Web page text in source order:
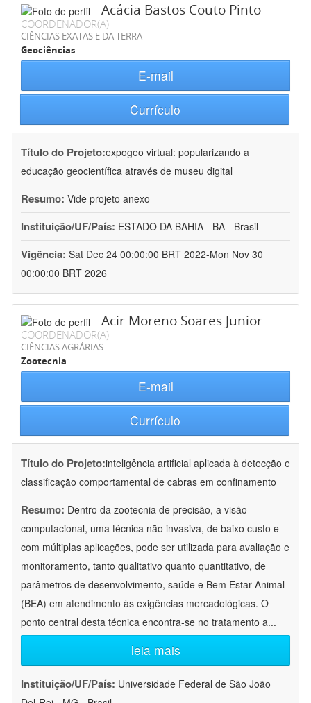
Acácia Bastos Couto Pinto
COORDENADOR(A)
CIÊNCIAS EXATAS E DA TERRA
Geociências
E-mail
Currículo
Título do Projeto:expogeo virtual: popularizando a
educação geocientífica através de museu digital
Resumo: Vide projeto anexo
Instituição/UF/País: ESTADO DA BAHIA - BA - Brasil
Vigência: Sat Dec 24 00:00:00 BRT 2022-Mon Nov 30
00:00:00 BRT 2026
Acir Moreno Soares Junior
COORDENADOR(A)
CIÊNCIAS AGRÁRIAS
Zootecnia
E-mail
Currículo
Título do Projeto:inteligência artificial aplicada à detecção e
classificação comportamental de cabras em confinamento
Resumo: Dentro da zootecnia de precisão, a visão
computacional, uma técnica não invasiva, de baixo custo e
com múltiplas aplicações, pode ser utilizada para avaliação e
monitoramento, tanto qualitativo quanto quantitativo, de
parâmetros de desenvolvimento, saúde e Bem Estar Animal
(BEA) em atendimento às exigências mercadológicas. O
ponto central desta técnica encontra-se no tratamento a...
leia mais
Instituição/UF/País: Universidade Federal de São João